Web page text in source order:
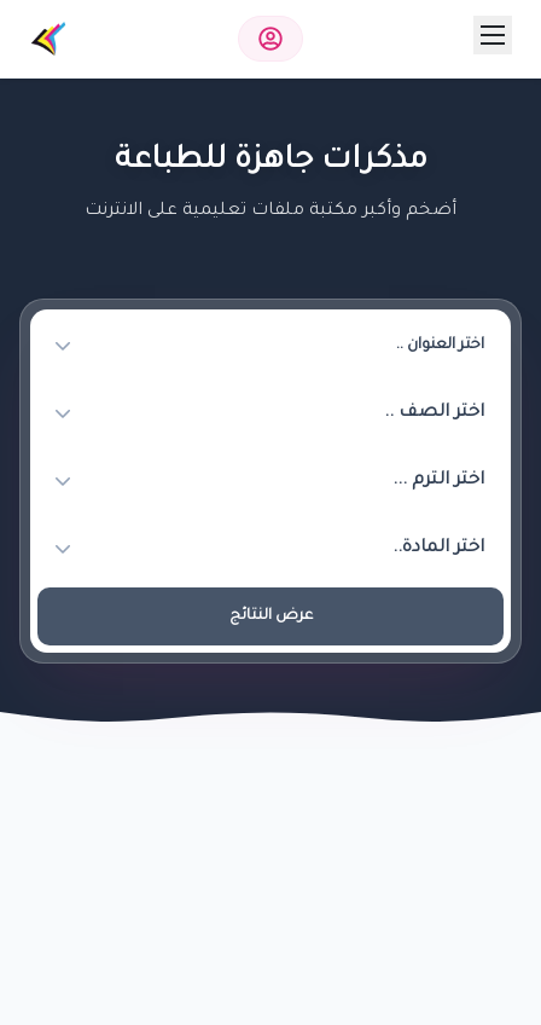
مذكرات جاهزة للطباعة
أضخم وأكبر مكتبة ملفات تعليمية على الانترنت
عرض النتائج